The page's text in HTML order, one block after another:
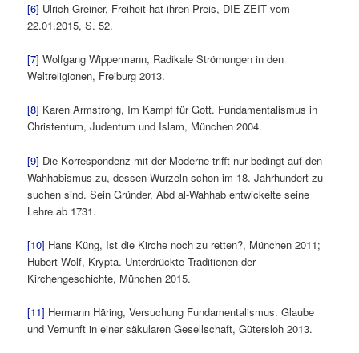
[6] Ulrich Greiner, Freiheit hat ihren Preis, DIE ZEIT vom
22.01.2015, S. 52.
[7] Wolfgang Wippermann, Radikale Strömungen in den
Weltreligionen, Freiburg 2013.
[8] Karen Armstrong, Im Kampf für Gott. Fundamentalismus in
Christentum, Judentum und Islam, München 2004.
[9] Die Korrespondenz mit der Moderne trifft nur bedingt auf den
Wahhabismus zu, dessen Wurzeln schon im 18. Jahrhundert zu
suchen sind. Sein Gründer, Abd al-Wahhab entwickelte seine
Lehre ab 1731.
[10] Hans Küng, Ist die Kirche noch zu retten?, München 2011;
Hubert Wolf, Krypta. Unterdrückte Traditionen der
Kirchengeschichte, München 2015.
[11] Hermann Häring, Versuchung Fundamentalismus. Glaube
und Vernunft in einer säkularen Gesellschaft, Gütersloh 2013.